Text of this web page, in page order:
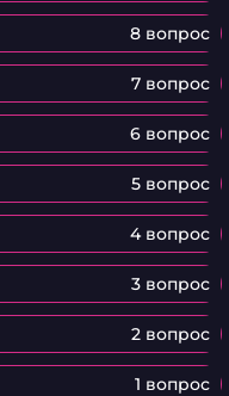
8 вопрос
7 вопрос
6 вопрос
5 вопрос
4 вопрос
3 вопрос
2 вопрос
1 вопрос